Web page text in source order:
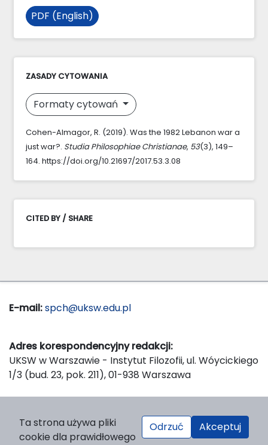
PDF (English)
ZASADY CYTOWANIA
Formaty cytowań
Cohen-Almagor, R. (2019). Was the 1982 Lebanon war a
just war?. Studia Philosophiae Christianae, 53(3), 149–
164. https://doi.org/10.21697/2017.53.3.08
CITED BY / SHARE
E-mail:spch@uksw.edu.pl
Adres korespondencyjny redakcji:
UKSW w Warszawie - Instytut Filozofii, ul. Wóycickiego
1/3 (bud. 23, pok. 211), 01-938 Warszawa
Wydawnictwo Naukowe UKSW, ul. Dewajtis 5, domek
nr 2, 01-815 Warszawa
Ta strona używa pliki
cookie dla prawidłowego
Odrzuć Akceptuj